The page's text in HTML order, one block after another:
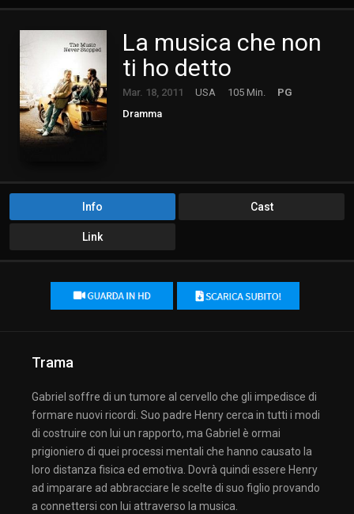
La musica che non
ti ho detto
Mar. 18, 2011 USA 105 Min.
PG
Dramma
Info Cast
Link
Trama
Gabriel soffre di un tumore al cervello che gli impedisce di
formare nuovi ricordi. Suo padre Henry cerca in tutti i modi
di costruire con lui un rapporto, ma Gabriel è ormai
prigioniero di quei processi mentali che hanno causato la
loro distanza fisica ed emotiva. Dovrà quindi essere Henry
ad imparare ad abbracciare le scelte di suo figlio provando
a connettersi con lui attraverso la musica.